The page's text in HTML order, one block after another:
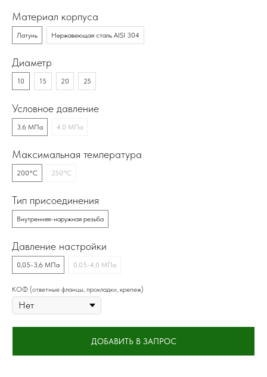
Материал корпуса
Латунь Нержавеющая сталь AISI 304
Диаметр
10 15 20 25
Условное давление
3.6 МПа 4.0 МПа
Максимальная температура
200°C 250°C
Тип присоединения
Внутренняя-наружная резьба
Давление настройки
0,05-3,6 МПа 0,05-4,0 МПа
КОФ (ответные фланцы, прокладки, крепеж)
ДОБАВИТЬ В ЗАПРОС